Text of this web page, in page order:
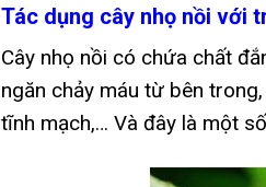
Tác dụng cây nhọ nồi với
Cây nhọ nồi có chứa chất
ngăn chảy máu từ bên
tĩnh mạch,… Và đây là một